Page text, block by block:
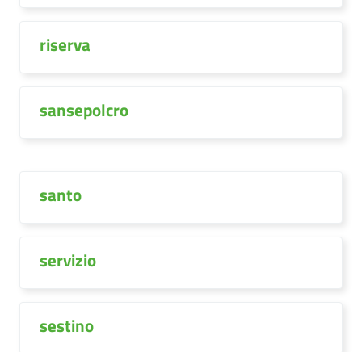
riserva
sansepolcro
santo
servizio
sestino